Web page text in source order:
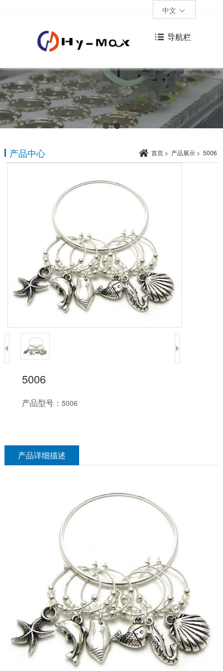
中文
导航栏
产品中心 首页 > 产品展示 > 5006
5006
产品型号：5006
产品详细描述